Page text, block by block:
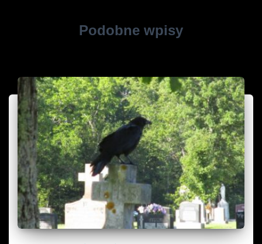
Podobne wpisy